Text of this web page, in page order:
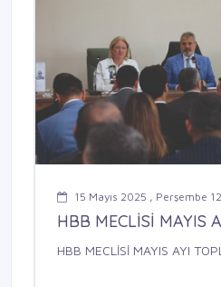
15 Mayıs 2025 , Perşembe
HBB MECLİSİ MAYIS
HBB MECLİSİ MAYIS AYI